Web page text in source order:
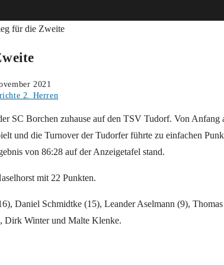
2021
2. Herren
SC Borchen zuhause auf den TSV Tudorf. Von Anfang
und die Turnover der Tudorfer führte zu einfachen
von 86:28 auf der Anzeigetafel stand.
mit 22 Punkten.
Daniel Schmidtke (15), Leander Aselmann (9),
Dirk Winter und Malte Klenke.